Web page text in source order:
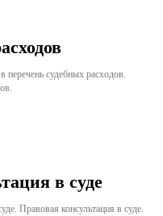
перечень судебных расходов.
в суде
Правовая консультация в суде.